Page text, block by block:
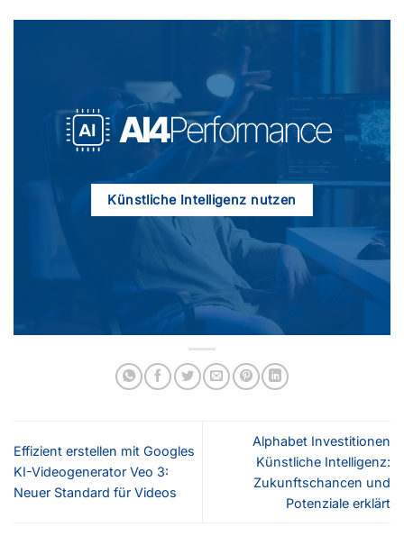
Künstliche Intelligenz nutzen
Effizient erstellen mit Googles
KI-Videogenerator Veo 3:
Neuer Standard für Videos
Alphabet Investitionen
Künstliche Intelligenz:
Zukunftschancen und
Potenziale erklärt